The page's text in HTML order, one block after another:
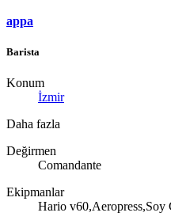
appa
Barista
Konum
İzmir
Daha fazla
Değirmen
Comandante
Ekipmanlar
Hario